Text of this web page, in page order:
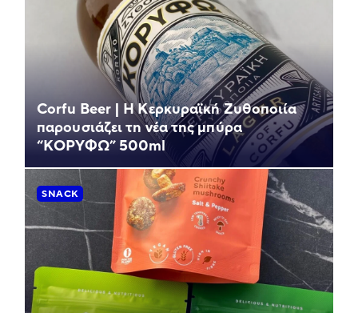
Corfu Beer | Η Κερκυραϊκή Ζυθοποιία
παρουσιάζει τη νέα της μπύρα
“ΚΟΡΥΦΩ” 500ml
SNACK